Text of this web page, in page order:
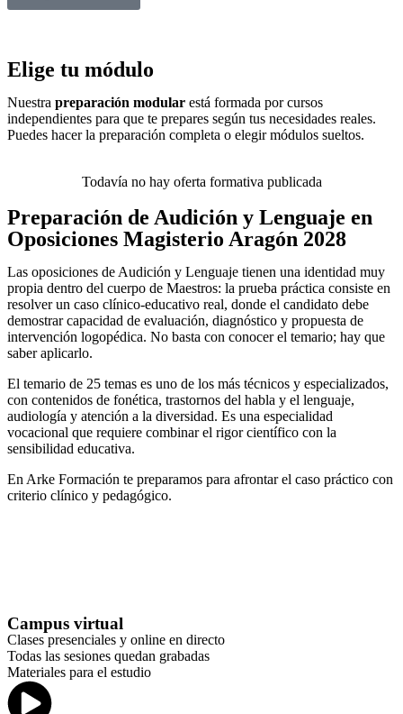
Elige tu módulo
Nuestra preparación modular está formada por cursos
independientes para que te prepares según tus necesidades reales.
Puedes hacer la preparación completa o elegir módulos sueltos.
Todavía no hay oferta formativa publicada
Preparación de Audición y Lenguaje en
Oposiciones Magisterio Aragón 2028
Las oposiciones de Audición y Lenguaje tienen una identidad muy
propia dentro del cuerpo de Maestros: la prueba práctica consiste en
resolver un caso clínico-educativo real, donde el candidato debe
demostrar capacidad de evaluación, diagnóstico y propuesta de
intervención logopédica. No basta con conocer el temario; hay que
saber aplicarlo.
El temario de 25 temas es uno de los más técnicos y especializados,
con contenidos de fonética, trastornos del habla y el lenguaje,
audiología y atención a la diversidad. Es una especialidad
vocacional que requiere combinar el rigor científico con la
sensibilidad educativa.
En Arke Formación te preparamos para afrontar el caso práctico con
criterio clínico y pedagógico.
Campus virtual
Clases presenciales y online en directo
Todas las sesiones quedan grabadas
Materiales para el estudio